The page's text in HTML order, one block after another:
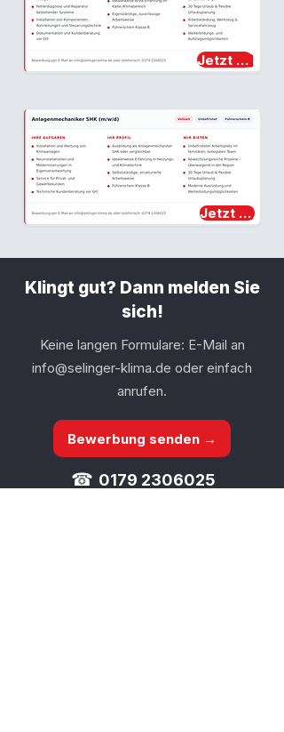
Jetzt bewerben →
Jetzt bewerben →
Klingt gut? Dann melden Sie
sich!
Keine langen Formulare: E-Mail an
info@selinger-klima.de oder einfach
anrufen.
Bewerbung senden →
☎ 0179 2306025